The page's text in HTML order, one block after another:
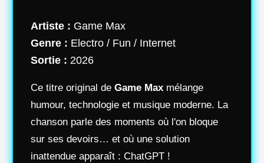
Artiste : Game Max
Genre : Electro / Fun / Internet
Sortie : 2026
Ce titre original de Game Max mélange
humour, technologie et musique moderne. La
chanson parle des moments où l'on bloque
sur ses devoirs… et où une solution
inattendue apparaît : ChatGPT !